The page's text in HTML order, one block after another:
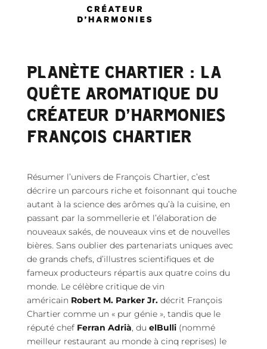
PLANÈTE CHARTIER : LA
QUÊTE AROMATIQUE DU
CRÉATEUR D’HARMONIES
FRANÇOIS CHARTIER
Résumer l’univers de François Chartier, c’est
décrire un parcours riche et foisonnant qui touche
autant à la science des arômes qu’à la cuisine, en
passant par la sommellerie et l’élaboration de
nouveaux sakés, de nouveaux vins et de nouvelles
bières. Sans oublier des partenariats uniques avec
de grands chefs, d’illustres scientifiques et de
fameux producteurs répartis aux quatre coins du
monde. Le célèbre critique de vin
américain Robert M. Parker Jr.décrit François
Chartier comme un « pur génie », tandis que le
réputé chef Ferran Adrià, du elBulli(nommé
meilleur restaurant au monde à cinq reprises) le